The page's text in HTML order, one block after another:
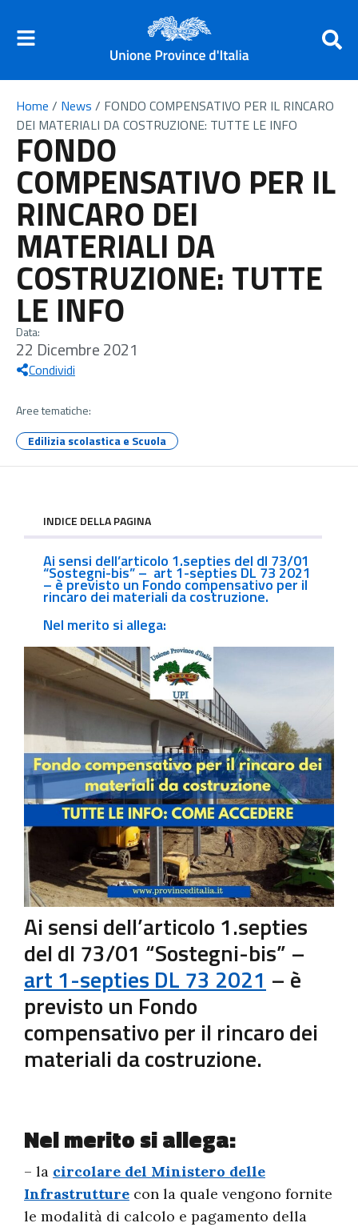
Home / News / FONDO COMPENSATIVO PER IL RINCARO
DEI MATERIALI DA COSTRUZIONE: TUTTE LE INFO
FONDO
COMPENSATIVO PER IL
RINCARO DEI
MATERIALI DA
COSTRUZIONE: TUTTE
LE INFO
Data:
22 Dicembre 2021
Condividi
Aree tematiche:
Edilizia scolastica e Scuola
INDICE DELLA PAGINA
Ai sensi dell’articolo 1.septies del dl 73/01
“Sostegni-bis” – art 1-septies DL 73 2021
– è previsto un Fondo compensativo per il
rincaro dei materiali da costruzione.
Nel merito si allega:
Ai sensi dell’articolo 1.septies
del dl 73/01 “Sostegni-bis” –
art 1-septies DL 73 2021 – è
previsto un Fondo
compensativo per il rincaro dei
materiali da costruzione.
Nel merito si allega:
– la circolare del Ministero delle
Infrastrutture con la quale vengono fornite
le modalità di calcolo e pagamento della